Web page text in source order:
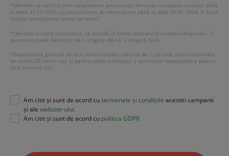
*Ofertele se solicită prin completarea prezentului formular, campanie valabilă până
la data 31.12.2023, cu posibilitatea de revendicare până la data 31.01.2024, în baza
codului promoțional primit pe email
*Ofertele nu sunt cumulative, se acordă în limita spațiului și timpului disponibil. O
persoană poate beneficia de o singură ofertă, o singură dată.
*Depozitarea gratuită se face pentru durata maximă de 1 (o) lună, pentru volumele
de minim 20 metri cubi și pentru plata anticipată a serviciului dedepozitare pentru
încă minim 5 luni.
Am citit și sunt de acord cutermenele și condițiile acestei campanii
și alewebsite-ului.
Am citit și sunt de acord cu politica GDPR